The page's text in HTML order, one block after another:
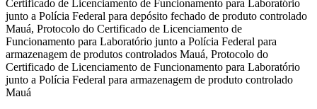
Certificado de Licenciamento de Funcionamento para Laboratório
junto a Polícia Federal para depósito fechado de produto controlado
Mauá, Protocolo do Certificado de Licenciamento de
Funcionamento para Laboratório junto a Polícia Federal para
armazenagem de produtos controlados Mauá, Protocolo do
Certificado de Licenciamento de Funcionamento para Laboratório
junto a Polícia Federal para armazenagem de produto controlado
Mauá